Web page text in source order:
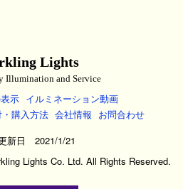
Lights
Illumination and Service
示 イルミネーション動画
購入方法 会社情報 お問合わせ
新日 2021/1/21
Lights Co. Ltd. All Rights Reserved.